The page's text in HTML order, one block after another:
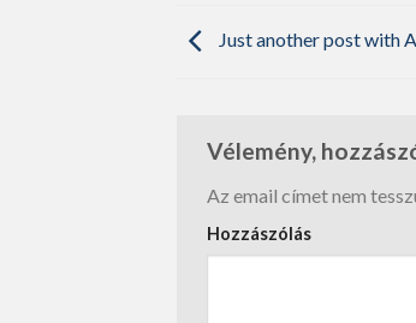
Just another post with
Vélemény,
Az email címet nem
Hozzászólás